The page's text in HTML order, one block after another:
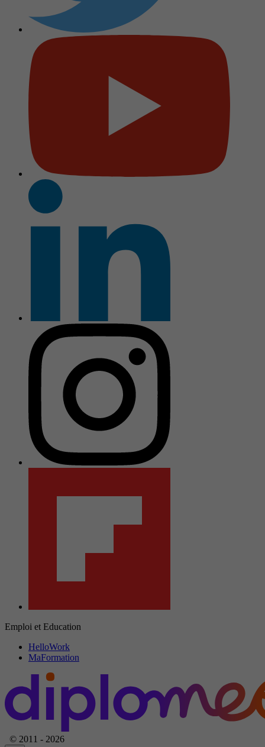
Emploi et Education
HelloWork
MaFormation
© 2011 - 2026